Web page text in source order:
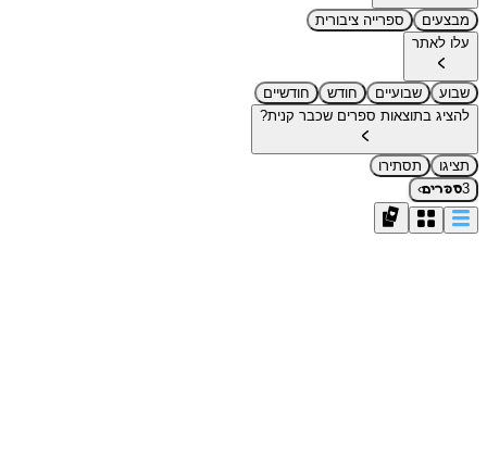
מבצעים
ספרייה ציבורית
עלו לאתר
שבוע שבועיים חודש
חודשיים
להציג בתוצאות ספרים שכבר קנית?
תציגו
תסתירו
3ספרים›